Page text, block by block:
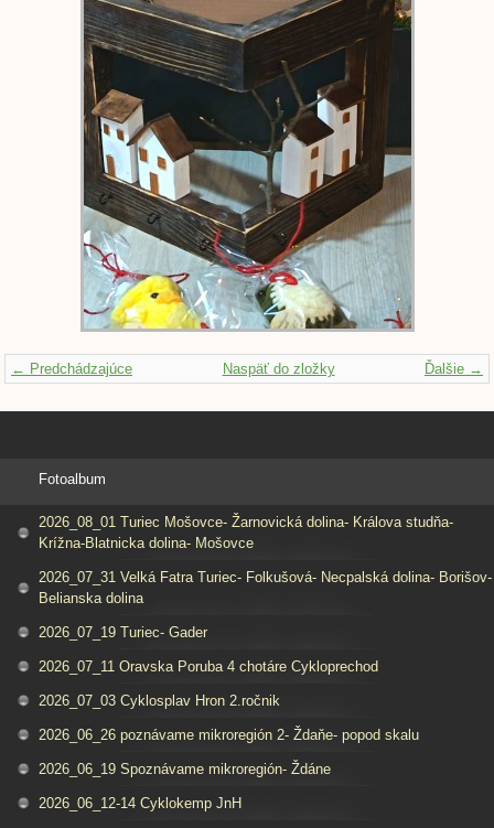
← Predchádzajúce Ďalšie →
Naspäť do zložky
Fotoalbum
2026_08_01 Turiec Mošovce- Žarnovická dolina- Králova studňa-
Krížna-Blatnicka dolina- Mošovce
2026_07_31 Velká Fatra Turiec- Folkušová- Necpalská dolina- Borišov-
Belianska dolina
2026_07_19 Turiec- Gader
2026_07_11 Oravska Poruba 4 chotáre Cykloprechod
2026_07_03 Cyklosplav Hron 2.ročnik
2026_06_26 poznávame mikroregión 2- Ždaňe- popod skalu
2026_06_19 Spoznávame mikroregión- Ždáne
2026_06_12-14 Cyklokemp JnH